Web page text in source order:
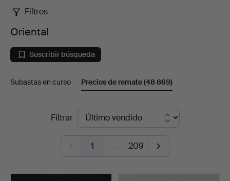
Oriental
Filtros
Oriental
Suscribir búsqueda
Subastas en curso Precios de remate(48 869)
Filtrar
1 … 209